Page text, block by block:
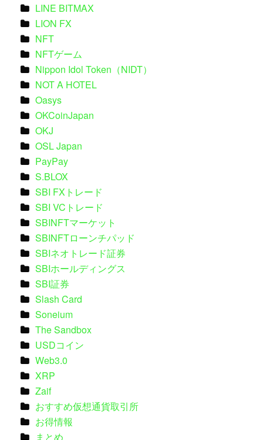
LINE BITMAX
LION FX
NFT
NFTゲーム
Nippon Idol Token（NIDT）
NOT A HOTEL
Oasys
OKCoinJapan
OKJ
OSL Japan
PayPay
S.BLOX
SBI FXトレード
SBI VCトレード
SBINFTマーケット
SBINFTローンチパッド
SBIネオトレード証券
SBIホールディングス
SBI証券
Slash Card
Soneium
The Sandbox
USDコイン
Web3.0
XRP
Zaif
おすすめ仮想通貨取引所
お得情報
まとめ